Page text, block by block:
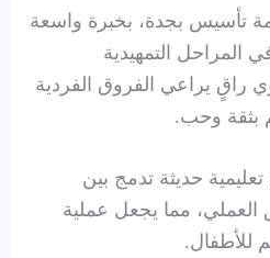
تأسيس بجدة، بخبرة واسعة
المراحل التمهيدية
راقٍ يراعي الفروق الفردية
بثقة وحب.
حديثة تدمج بين
العملي، مما يجعل عملية
للأطفال.